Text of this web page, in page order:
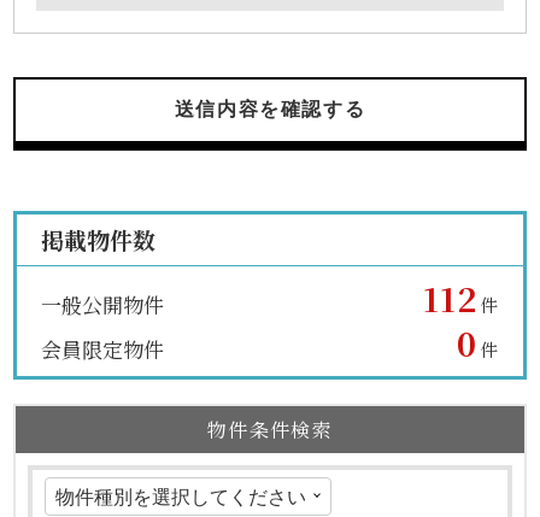
送信内容を確認する
掲載物件数
一般公開物件 112 件
会員限定物件 0 件
物件条件検索